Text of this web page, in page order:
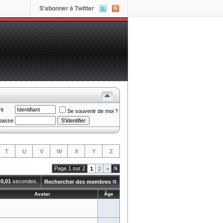
Se souvenir de moi ?
T U V W X Y Z
Page 1 sur 2 1 2 >
0,01 secondes. Rechercher des membres
Avatar Âge